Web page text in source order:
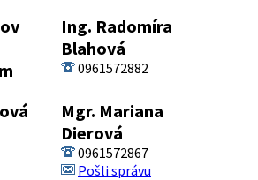
Ing. Radomíra
Blahová
0961572882
Mgr. Mariana
Dierová
0961572867
Pošli správu